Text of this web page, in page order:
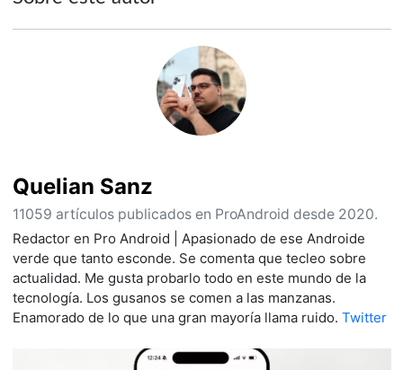
Quelian Sanz
11059 artículos publicados en ProAndroid desde 2020.
Redactor en Pro Android | Apasionado de ese Androide
verde que tanto esconde. Se comenta que tecleo sobre
actualidad. Me gusta probarlo todo en este mundo de la
tecnología. Los gusanos se comen a las manzanas.
Enamorado de lo que una gran mayoría llama ruido. Twitter